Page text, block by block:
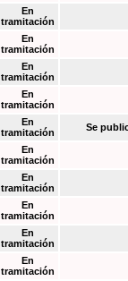
En
tramitación
En
tramitación
En
tramitación
En
tramitación
En
tramitación
Se
En
tramitación
En
tramitación
En
tramitación
En
tramitación
En
tramitación